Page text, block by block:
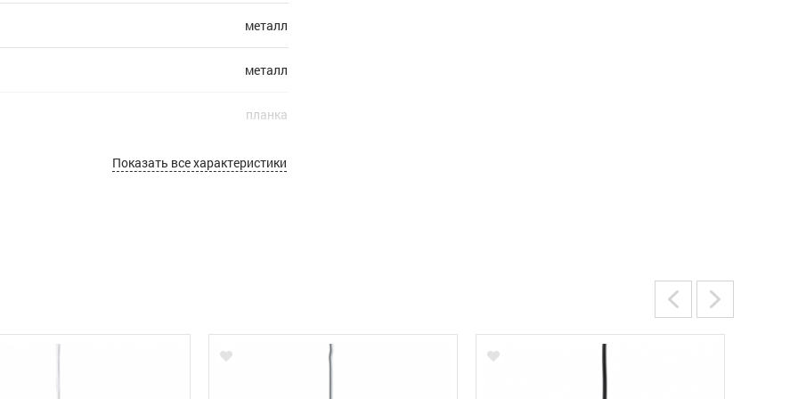
металл
металл
планка
40
от -10 до +40
Показать все характеристики